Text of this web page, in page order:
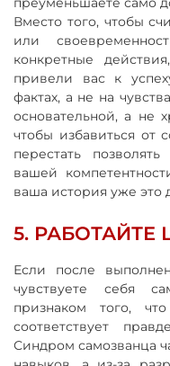
Вместо того, чтобы
или
конкретные
привели вас к
фактах, а не на
основательной, а не
чтобы избавиться от
перестать
вашей
ваша история уже это
5.
Если после
чувствуете себя
признаком того,
соответствует
Синдром самозванца